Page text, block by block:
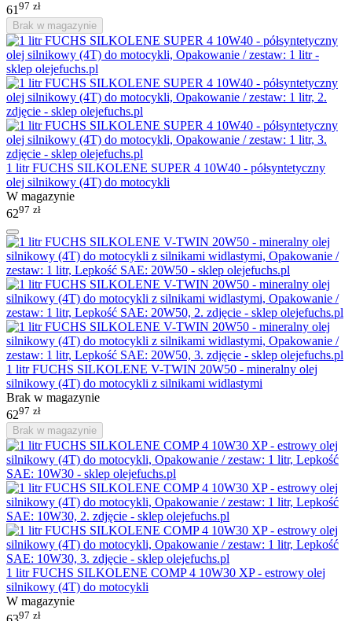
61 97 zł
Brak w magazynie
1 litr FUCHS SILKOLENE SUPER 4 10W40 - półsyntetyczny
olej silnikowy (4T) do motocykli
W magazynie
6297 zł
1 litr FUCHS SILKOLENE V-TWIN 20W50 - mineralny olej
silnikowy (4T) do motocykli z silnikami widlastymi
Brak w magazynie
6297 zł
Brak w magazynie
1 litr FUCHS SILKOLENE COMP 4 10W30 XP - estrowy olej
silnikowy (4T) do motocykli
W magazynie
97 zł